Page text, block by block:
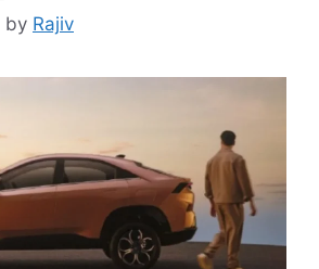
by Rajiv